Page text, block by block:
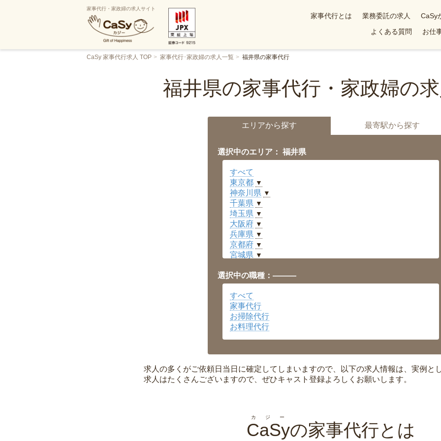
家事代行・家政婦の求人サイト
家事代行とは 業務委託の求人 CaSy
よくある質問
お仕
CaSy 家事代行求人 TOP 家事代行･家政婦の求人一覧 福井県の家事代行
福井県の家事代行・家政婦の
エリアから探す 最寄駅から探す
選択中のエリア： 福井県
すべて
東京都 ▼
神奈川県 ▼
千葉県 ▼
埼玉県 ▼
大阪府 ▼
兵庫県 ▼
京都府 ▼
宮城県 ▼
福井県 ▼
岡山県 ▼
広島県
沖縄県 ▼
選択中の職種：———
すべて
家事代行
お掃除代行
お料理代行
求人の多くがご依頼日当日に確定してしまいますので、以下の求人情報は、実例と
求人はたくさんございますので、ぜひキャスト登録よろしくお願いします。
CaSy
カジー
の家事代行とは